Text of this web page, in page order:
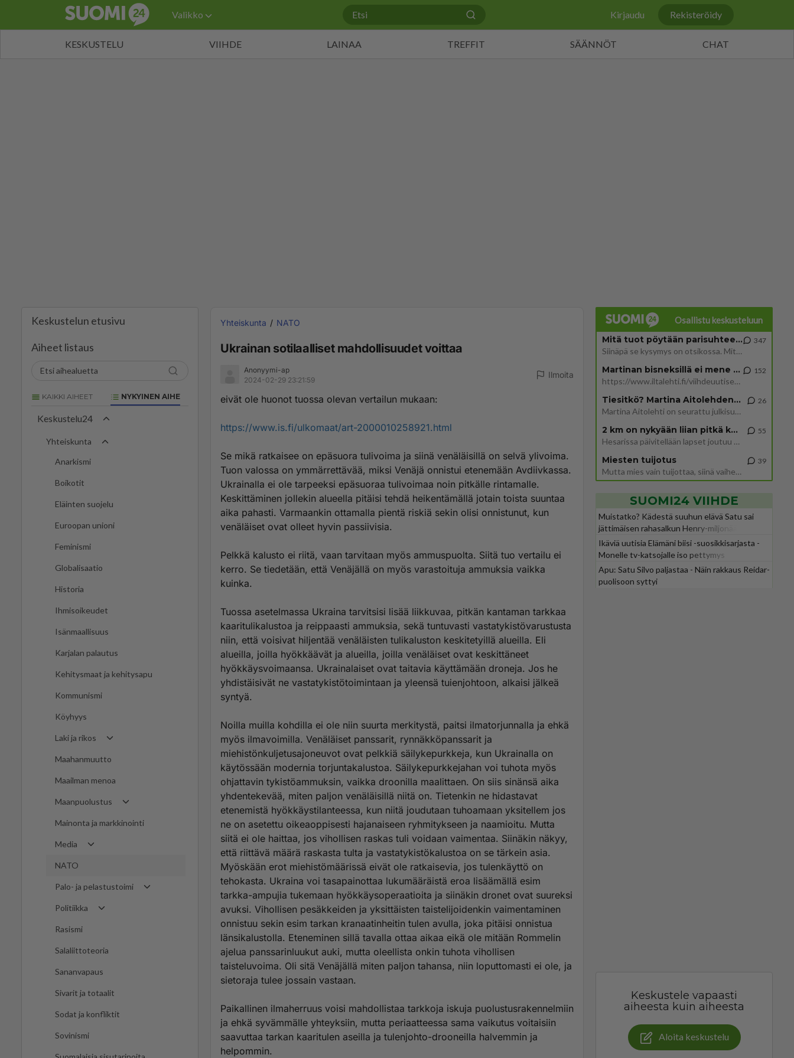
Valikko Kirjaudu Rekisteröidy
KESKUSTELU VIIHDE LAINAA TREFFIT SÄÄNNÖT CHAT
Keskustelun etusivu
Aiheet listaus
KAIKKI AIHEET NYKYINEN AIHE
Keskustelu24
Yhteiskunta
Anarkismi
Boikotit
Eläinten suojelu
Euroopan unioni
Feminismi
Globalisaatio
Historia
Ihmisoikeudet
Isänmaallisuus
Karjalan palautus
Kehitysmaat ja kehitysapu
Kommunismi
Köyhyys
Laki ja rikos
Maahanmuutto
Maailman menoa
Maanpuolustus
Mainonta ja markkinointi
Media
NATO
Palo- ja pelastustoimi
Politiikka
Rasismi
Salaliittoteoria
Sananvapaus
Sivarit ja totaalit
Sodat ja konfliktit
Sovinismi
Yhteiskunta NATO
Ukrainan sotilaalliset mahdollisuudet voittaa
Anonyymi-ap
2024-02-29 23:21:59
Ilmoita
eivät ole huonot tuossa olevan vertailun mukaan:
https://www.is.fi/ulkomaat/art-2000010258921.html
Se mikä ratkaisee on epäsuora tulivoima ja siinä venäläisillä on selvä ylivoima.
Tuon valossa on ymmärrettävää, miksi Venäjä onnistui etenemään Avdiivkassa.
Ukrainalla ei ole tarpeeksi epäsuoraa tulivoimaa noin pitkälle rintamalle.
Keskittäminen jollekin alueella pitäisi tehdä heikentämällä jotain toista suuntaa
aika pahasti. Varmaankin ottamalla pientä riskiä sekin olisi onnistunut, kun
venäläiset ovat olleet hyvin passiivisia.
Pelkkä kalusto ei riitä, vaan tarvitaan myös ammuspuolta. Siitä tuo vertailu ei
kerro. Se tiedetään, että Venäjällä on myös varastoituja ammuksia vaikka
kuinka.
Tuossa asetelmassa Ukraina tarvitsisi lisää liikkuvaa, pitkän kantaman tarkkaa
kaaritulikalustoa ja reippaasti ammuksia, sekä tuntuvasti vastatykistövarustusta
niin, että voisivat hiljentää venäläisten tulikaluston keskitetyillä alueilla. Eli
alueilla, joilla hyökkäävät ja alueilla, joilla venäläiset ovat keskittäneet
hyökkäysvoimaansa. Ukrainalaiset ovat taitavia käyttämään droneja. Jos he
yhdistäisivät ne vastatykistötoimintaan ja yleensä tuienjohtoon, alkaisi jälkeä
syntyä.
Noilla muilla kohdilla ei ole niin suurta merkitystä, paitsi ilmatorjunnalla ja ehkä
myös ilmavoimilla. Venäläiset panssarit, rynnäkköpanssarit ja
miehistönkuljetusajoneuvot ovat pelkkiä säilykepurkkeja, kun Ukrainalla on
käytössään modernia torjuntakalustoa. Säilykepurkkejahan voi tuhota myös
ohjattavin tykistöammuksin, vaikka droonilla maalittaen. On siis sinänsä aika
yhdentekevää, miten paljon venäläisillä niitä on. Tietenkin ne hidastavat
etenemistä hyökkäystilanteessa, kun niitä joudutaan tuhoamaan yksitellem jos
ne on asetettu oikeaoppisesti hajanaiseen ryhmitykseen ja naamioitu. Mutta
siitä ei ole haittaa, jos vihollisen raskas tuli voidaan vaimentaa. Siinäkin näkyy,
että riittävä määrä raskasta tulta ja vastatykistökalustoa on se tärkein asia.
Myöskään erot miehistömäärissä eivät ole ratkaisevia, jos tulenkäyttö on
tehokasta. Ukraina voi tasapainottaa lukumääräistä eroa lisäämällä esim
tarkka-ampujia tukemaan hyökkäysoperaatioita ja siinäkin dronet ovat suureksi
avuksi. Vihollisen pesäkkeiden ja yksittäisten taistelijoidenkin vaimentaminen
onnistuu sekin esim tarkan kranaatinheitin tulen avulla, joka pitäisi onnistua
länsikalustolla. Eteneminen sillä tavalla ottaa aikaa eikä ole mitään Rommelin
ajelua panssarinluukut auki, mutta oleellista onkin tuhota vihollisen
taisteluvoima. Oli sitä Venäjällä miten paljon tahansa, niin loputtomasti ei ole, ja
sietoraja tulee jossain vastaan.
Paikallinen ilmaherruus voisi mahdollistaa tarkkoja iskuja puolustusrakennelmiin
ja ehkä syvämmälle yhteyksiin, mutta periaatteessa sama vaikutus voitaisiin
saavuttaa tarkan kaaritulen aseilla ja tulenjohto-drooneilla halvemmin ja
helpommin.
Osallistu keskusteluun
Mitä tuot pöytään parisuhteessa?
Siinäpä se kysymys on otsikossa. Mitäpä siis tuot/toisit pöytään parisuhteessa? Oletko mies vai nainen? Koetko sen mitä
347
Martinan bisneksillä ei mene hyvin
https://www.iltalehti.fi/viihdeuutiset/a/c46da6ab-340f-4790-aaa7-0865eed2336 Yrityksen konkurssihakemus on tullut kärä
152
Tiesitkö? Martina Aitolehden isäpuoli on tämä suosittu laulaja
Martina Aitolehti on seurattu julkisuuden henkilö. Lähipiiriin mahtuu muitakin tunnettuja henkilöitä. Tiesitkö, että Ma
26
2 km on nykyään liian pitkä koulumatka
Hesarissa päivitellään lapset joutuu nyt kulkemaan 2 km kouluun jösses. Ruostefillarilla tuo matka menee vaikka miten äk
55
Miesten tuijotus
Mutta mies vain tuijottaa, siinä vaiheessa käännän itse pään pois. Mikä juttu? Yleensä jos joku tuijottaa tai katsoo, hä
39
SUOMI24 VIIHDE
Muistatko? Kädestä suuhun elävä Satu sai
jättimäisen rahasalkun Henry-miljonääriltä
Ikäviä uutisia Elämäni biisi -suosikkisarjasta -
Monelle tv-katsojalle iso pettymys
Apu: Satu Silvo paljastaa - Näin rakkaus Reidar-
puolisoon syttyi
Keskustele vapaasti
aiheesta kuin aiheesta
Aloita keskustelu